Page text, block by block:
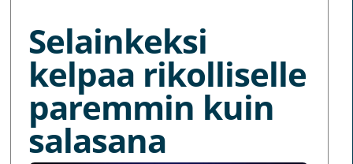
Selainkeksi
kelpaa rikolliselle
paremmin kuin
salasana